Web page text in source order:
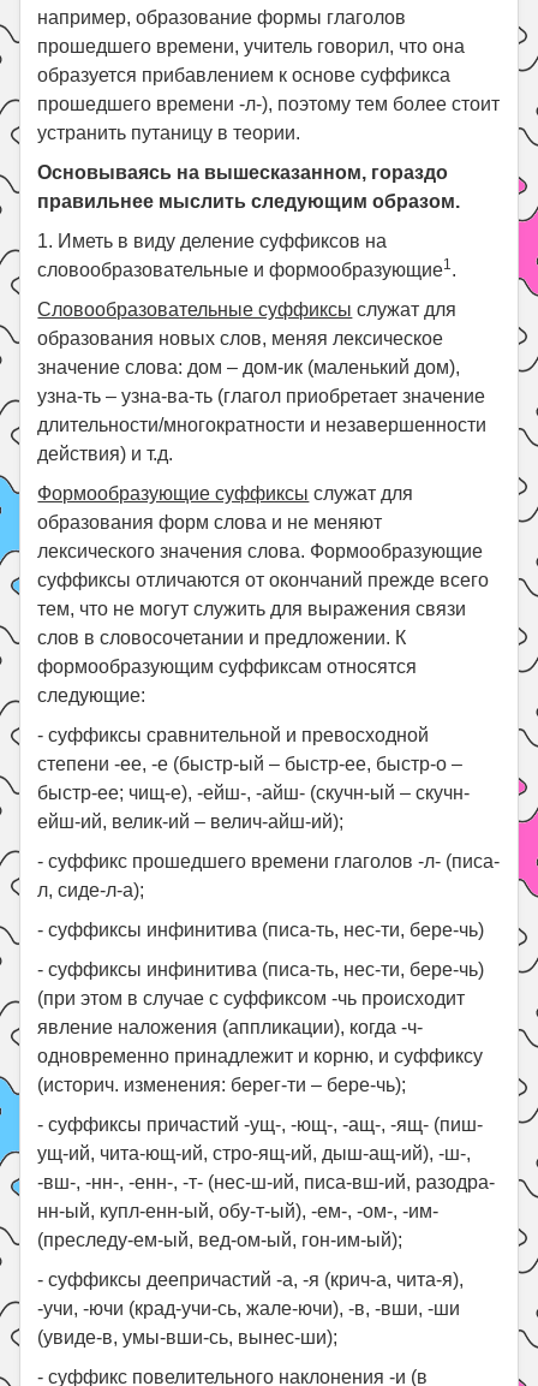
например, образование формы глаголов
прошедшего времени, учитель говорил, что она
образуется прибавлением к основе суффикса
прошедшего времени -л-), поэтому тем более стоит
устранить путаницу в теории.
Основываясь на вышесказанном, гораздо
правильнее мыслить следующим образом.
1. Иметь в виду деление суффиксов на
словообразовательные и формообразующие1.
Словообразовательные суффиксы служат для
образования новых слов, меняя лексическое
значение слова: дом – дом-ик (маленький дом),
узна-ть – узна-ва-ть (глагол приобретает значение
длительности/многократности и незавершенности
действия) и т.д.
Формообразующие суффиксы служат для
образования форм слова и не меняют
лексического значения слова. Формообразующие
суффиксы отличаются от окончаний прежде всего
тем, что не могут служить для выражения связи
слов в словосочетании и предложении. К
формообразующим суффиксам относятся
следующие:
- суффиксы сравнительной и превосходной
степени -ее, -е (быстр-ый – быстр-ее, быстр-о –
быстр-ее; чищ-е), -ейш-, -айш- (скучн-ый – скучн-
ейш-ий, велик-ий – велич-айш-ий);
- суффикс прошедшего времени глаголов -л- (писа-
л, сиде-л-а);
- суффиксы инфинитива (писа-ть, нес-ти, бере-чь)
- суффиксы инфинитива (писа-ть, нес-ти, бере-чь)
(при этом в случае с суффиксом -чь происходит
явление наложения (аппликации), когда -ч-
одновременно принадлежит и корню, и суффиксу
(историч. изменения: берег-ти – бере-чь);
- суффиксы причастий -ущ-, -ющ-, -ащ-, -ящ- (пиш-
ущ-ий, чита-ющ-ий, стро-ящ-ий, дыш-ащ-ий), -ш-,
-вш-, -нн-, -енн-, -т- (нес-ш-ий, писа-вш-ий, разодра-
нн-ый, купл-енн-ый, обу-т-ый), -ем-, -ом-, -им-
(преследу-ем-ый, вед-ом-ый, гон-им-ый);
- суффиксы деепричастий -а, -я (крич-а, чита-я),
-учи, -ючи (крад-учи-сь, жале-ючи), -в, -вши, -ши
(увиде-в, умы-вши-сь, вынес-ши);
- суффикс повелительного наклонения -и (в